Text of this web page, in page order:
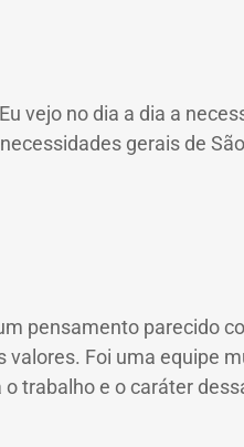
vejo no dia a dia a
gerais de
pensamento parecido
Foi uma equipe
trabalho e o caráter